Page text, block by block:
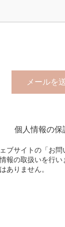
個人情報の保
ブサイトの「お
報の取扱いを行
ありません。